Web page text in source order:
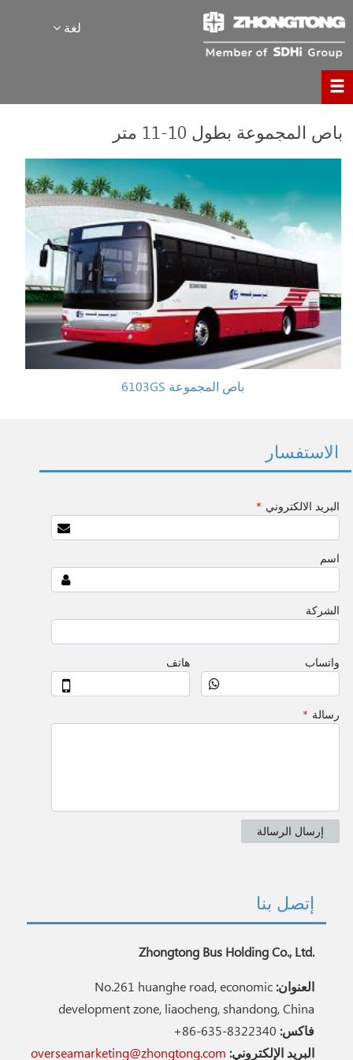
لغة
باص المجموعة بطول 10-11 متر
باص المجموعة 6103GS
الاستفسار
إتصل بنا
Zhongtong Bus Holding Co., Ltd.
العنوان: No.261 huanghe road, economic
development zone, liaocheng, shandong, China
فاكس: +86-635-8322340
البريد الإلكتروني: overseamarketing@zhongtong.com